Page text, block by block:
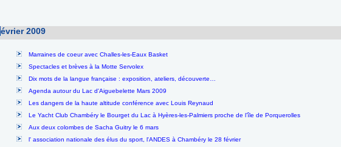
évrier 2009
Marraines de coeur avec Challes-les-Eaux Basket
Spectacles et brèves à la Motte Servolex
Dix mots de la langue française : exposition, ateliers, découverte…
Agenda autour du Lac d'Aiguebelette Mars 2009
Les dangers de la haute altitude conférence avec Louis Reynaud
Le Yacht Club Chambéry le Bourget du Lac à Hyères-les-Palmiers proche de l’île de Porquerolles
Aux deux colombes de Sacha Guitry le 6 mars
l' association nationale des élus du sport, l'ANDES à Chambéry le 28 février